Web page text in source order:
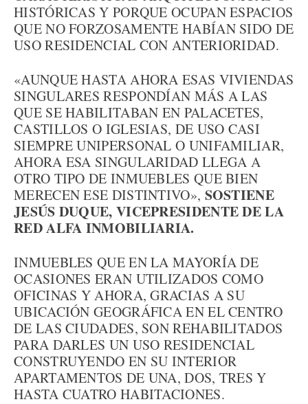
HISTÓRICAS Y PORQUE OCUPAN ESPACIOS
QUE NO FORZOSAMENTE HABÍAN SIDO DE
USO RESIDENCIAL CON ANTERIORIDAD.
«AUNQUE HASTA AHORA ESAS VIVIENDAS
SINGULARES RESPONDÍAN MÁS A LAS
QUE SE HABILITABAN EN PALACETES,
CASTILLOS O IGLESIAS, DE USO CASI
SIEMPRE UNIPERSONAL O UNIFAMILIAR,
AHORA ESA SINGULARIDAD LLEGA A
OTRO TIPO DE INMUEBLES QUE BIEN
MERECEN ESE DISTINTIVO», SOSTIENE
JESÚS DUQUE, VICEPRESIDENTE DE LA
RED ALFA INMOBILIARIA.
INMUEBLES QUE EN LA MAYORÍA DE
OCASIONES ERAN UTILIZADOS COMO
OFICINAS Y AHORA, GRACIAS A SU
UBICACIÓN GEOGRÁFICA EN EL CENTRO
DE LAS CIUDADES, SON REHABILITADOS
PARA DARLES UN USO RESIDENCIAL
CONSTRUYENDO EN SU INTERIOR
APARTAMENTOS DE UNA, DOS, TRES Y
HASTA CUATRO HABITACIONES.